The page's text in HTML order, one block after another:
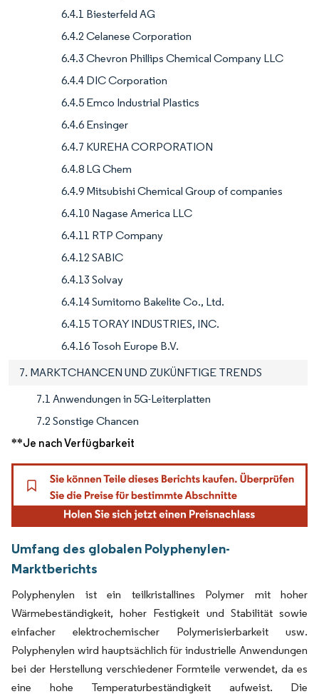
6.4.1 Biesterfeld AG
6.4.2 Celanese Corporation
6.4.3 Chevron Phillips Chemical Company LLC
6.4.4 DIC Corporation
6.4.5 Emco Industrial Plastics
6.4.6 Ensinger
6.4.7 KUREHA CORPORATION
6.4.8 LG Chem
6.4.9 Mitsubishi Chemical Group of companies
6.4.10 Nagase America LLC
6.4.11 RTP Company
6.4.12 SABIC
6.4.13 Solvay
6.4.14 Sumitomo Bakelite Co., Ltd.
6.4.15 TORAY INDUSTRIES, INC.
6.4.16 Tosoh Europe B.V.
7. MARKTCHANCEN UND ZUKÜNFTIGE TRENDS
7.1 Anwendungen in 5G-Leiterplatten
7.2 Sonstige Chancen
**Je nach Verfügbarkeit
Umfang des globalen Polyphenylen-
Marktberichts
Polyphenylen ist ein teilkristallines Polymer mit hoher
Wärmebeständigkeit, hoher Festigkeit und Stabilität sowie
einfacher elektrochemischer Polymerisierbarkeit usw.
Polyphenylen wird hauptsächlich für industrielle Anwendungen
bei der Herstellung verschiedener Formteile verwendet, da es
eine hohe Temperaturbeständigkeit aufweist. Die